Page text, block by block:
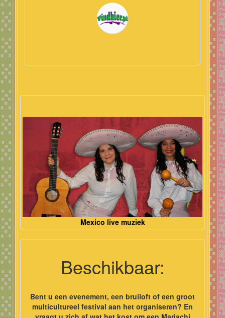
Mexico live muziek
Beschikbaar:
Bent u een evenement, een bruiloft of een groot
multicultureel festival aan het organiseren? En